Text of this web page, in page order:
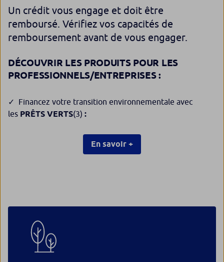
Un crédit vous engage et doit être
remboursé. Vérifiez vos capacités de
remboursement avant de vous engager.
DÉCOUVRIR LES PRODUITS POUR LES
PROFESSIONNELS/ENTREPRISES :
Financez votre transition environnementale avec
les PRÊTS VERTS(3) :
En savoir +